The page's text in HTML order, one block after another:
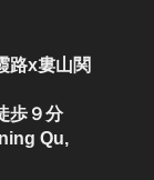
路x婁山関
歩９分
Qu,